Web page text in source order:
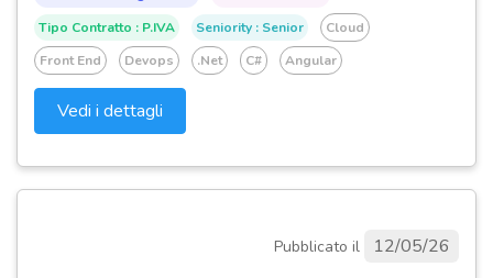
Tipo Contratto : P.IVA
Seniority : Senior
Cloud
Front End
Devops .net C# Angular
Vedi i dettagli
Pubblicato il 12/05/26